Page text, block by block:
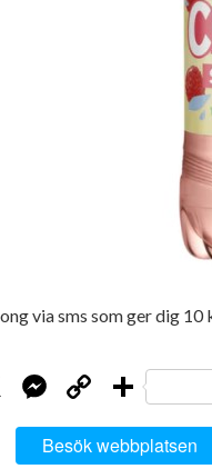
via sms som ger dig
X
Copy
Link
Dela
Besök webbplatsen